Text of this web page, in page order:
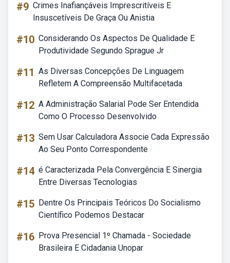
#9 Crimes Inafiançáveis Imprescritíveis E
Insuscetíveis De Graça Ou Anistia
#10 Considerando Os Aspectos De Qualidade E
Produtividade Segundo Sprague Jr
#11 As Diversas Concepções De Linguagem
Refletem A Compreensão Multifacetada
#12 A Administração Salarial Pode Ser Entendida
Como O Processo Desenvolvido
#13 Sem Usar Calculadora Associe Cada Expressão
Ao Seu Ponto Correspondente
#14 é Caracterizada Pela Convergência E Sinergia
Entre Diversas Tecnologias
#15 Dentre Os Principais Teóricos Do Socialismo
Científico Podemos Destacar
#16 Prova Presencial 1º Chamada - Sociedade
Brasileira E Cidadania Unopar